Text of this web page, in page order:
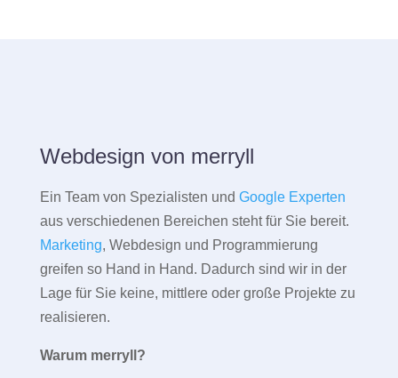
Webdesign von merryll
Ein Team von Spezialisten und Google Experten
aus verschiedenen Bereichen steht für Sie bereit.
Marketing, Webdesign und Programmierung
greifen so Hand in Hand. Dadurch sind wir in der
Lage für Sie keine, mittlere oder große Projekte zu
realisieren.
Warum merryll?